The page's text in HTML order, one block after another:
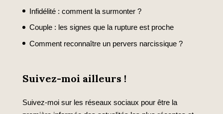
Infidélité : comment la surmonter ?
Couple : les signes que la rupture est proche
Comment reconnaître un pervers narcissique ?
Suivez-moi ailleurs !
Suivez-moi sur les réseaux sociaux pour être la